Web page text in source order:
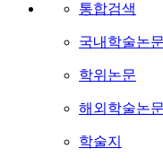
통합검색
국내학술논문
학위논문
해외학술논문
학술지